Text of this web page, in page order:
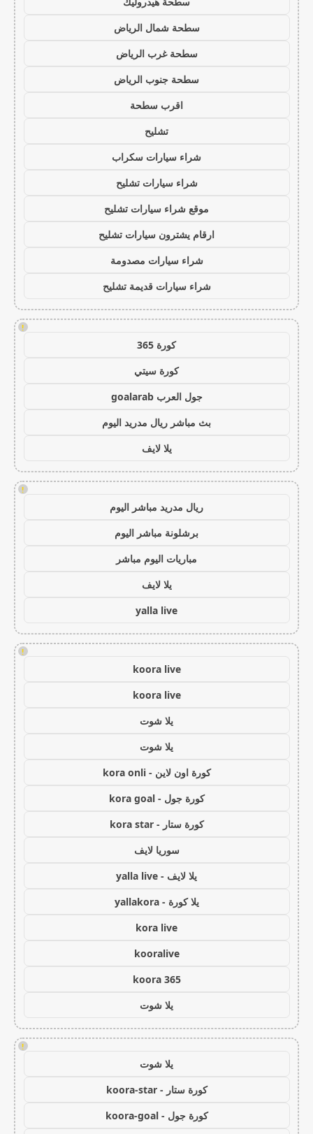
سطحة شمال الرياض
سطحة غرب الرياض
سطحة جنوب الرياض
اقرب سطحة
تشليح
شراء سيارات سكراب
شراء سيارات تشليح
موقع شراء سيارات تشليح
ارقام يشترون سيارات تشليح
شراء سيارات مصدومة
شراء سيارات قديمة تشليح
!
كورة 365
كورة سيتي
جول العرب goalarab
بث مباشر ريال مدريد اليوم
يلا لايف
!
ريال مدريد مباشر اليوم
برشلونة مباشر اليوم
مباريات اليوم مباشر
يلا لايف
yalla live
!
koora live
koora live
يلا شوت
يلا شوت
كورة اون لاين - kora onli
كورة جول - kora goal
كورة ستار - kora star
سوريا لايف
يلا لايف - yalla live
يلا كورة - yallakora
kora live
kooralive
koora 365
يلا شوت
!
يلا شوت
كورة ستار - koora-star
كورة جول - koora-goal